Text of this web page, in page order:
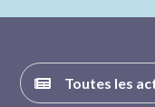
Toutes les